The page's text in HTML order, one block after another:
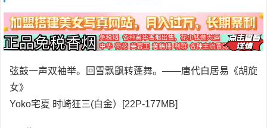
弦鼓一声双袖举。回雪飘飖转蓬舞。——唐代白居易《胡旋
女》
Yoko宅夏 时崎狂三(白金）[22P-177MB]